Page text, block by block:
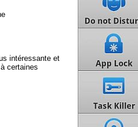
intéressante et
certaines